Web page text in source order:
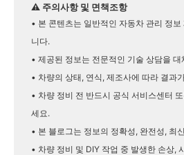
⚠️ 주의사항 및 면책조항
• 본 콘텐츠는 일반적인 자동차 관리 정
니다.
• 제공된 정보는 전문적인 기술 상담을 대
• 차량의 상태, 연식, 제조사에 따라 결과
• 차량 정비 전 반드시 공식 서비스센터
세요.
• 본 블로그는 정보의 정확성, 완전성, 최
• 차량 정비 및 DIY 작업 중 발생한 손상,